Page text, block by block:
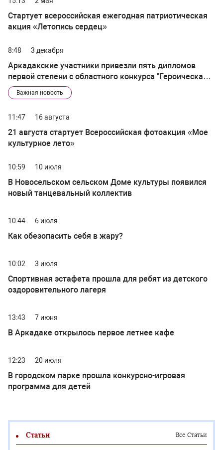
Стартует всероссийская ежегодная патриотическая
акция «Летопись сердец»
8:48 3 декабря
Аркадакские участники привезли пять дипломов
первой степени с областного конкурса "Героическая
летопись Победы"
Важная новость
11:47 16 августа
21 августа стартует Всероссийская фотоакция «Мое
культурное лето»
10:59 10 июля
В Новосельском сельском Доме культуры появился
новый танцевальный коллектив
10:44 6 июля
Как обезопасить себя в жару?
10:02 3 июля
Спортивная эстафета прошла для ребят из детского
оздоровительного лагеря
13:43 7 июня
В Аркадаке открылось первое летнее кафе
12:23 20 июля
В городском парке прошла конкурсно-игровая
программа для детей
Статьи Все Статьи